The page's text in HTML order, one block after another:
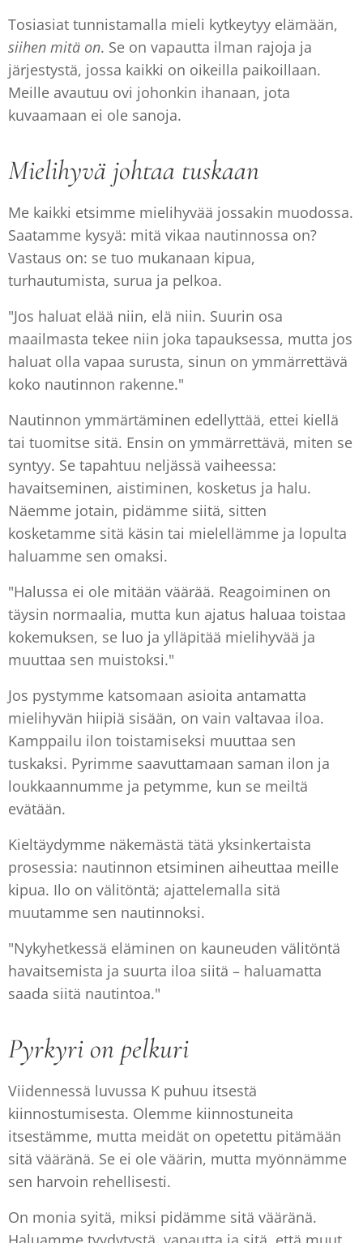
Tosiasiat tunnistamalla mieli kytkeytyy elämään,
siihen mitä on. Se on vapautta ilman rajoja ja
järjestystä, jossa kaikki on oikeilla paikoillaan.
Meille avautuu ovi johonkin ihanaan, jota
kuvaamaan ei ole sanoja.
Mielihyvä johtaa tuskaan
Me kaikki etsimme mielihyvää jossakin muodossa.
Saatamme kysyä: mitä vikaa nautinnossa on?
Vastaus on: se tuo mukanaan kipua,
turhautumista, surua ja pelkoa.
"Jos haluat elää niin, elä niin. Suurin osa
maailmasta tekee niin joka tapauksessa, mutta jos
haluat olla vapaa surusta, sinun on ymmärrettävä
koko nautinnon rakenne."
Nautinnon ymmärtäminen edellyttää, ettei kiellä
tai tuomitse sitä. Ensin on ymmärrettävä, miten se
syntyy. Se tapahtuu neljässä vaiheessa:
havaitseminen, aistiminen, kosketus ja halu.
Näemme jotain, pidämme siitä, sitten
kosketamme sitä käsin tai mielellämme ja lopulta
haluamme sen omaksi.
"Halussa ei ole mitään väärää. Reagoiminen on
täysin normaalia, mutta kun ajatus haluaa toistaa
kokemuksen, se luo ja ylläpitää mielihyvää ja
muuttaa sen muistoksi."
Jos pystymme katsomaan asioita antamatta
mielihyvän hiipiä sisään, on vain valtavaa iloa.
Kamppailu ilon toistamiseksi muuttaa sen
tuskaksi. Pyrimme saavuttamaan saman ilon ja
loukkaannumme ja petymme, kun se meiltä
evätään.
Kieltäydymme näkemästä tätä yksinkertaista
prosessia: nautinnon etsiminen aiheuttaa meille
kipua. Ilo on välitöntä; ajattelemalla sitä
muutamme sen nautinnoksi.
"Nykyhetkessä eläminen on kauneuden välitöntä
havaitsemista ja suurta iloa siitä – haluamatta
saada siitä nautintoa."
Pyrkyri on pelkuri
Viidennessä luvussa K puhuu itsestä
kiinnostumisesta. Olemme kiinnostuneita
itsestämme, mutta meidät on opetettu pitämään
sitä vääränä. Se ei ole väärin, mutta myönnämme
sen harvoin rehellisesti.
On monia syitä, miksi pidämme sitä vääränä.